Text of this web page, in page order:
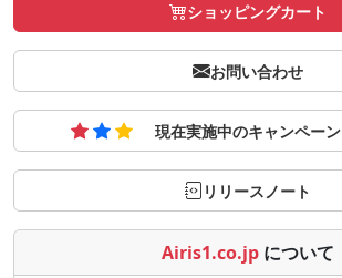
ショッピングカート
お問い合わせ
現在実施中のキャンペーン
リリースノート
Airis1.co.jp について